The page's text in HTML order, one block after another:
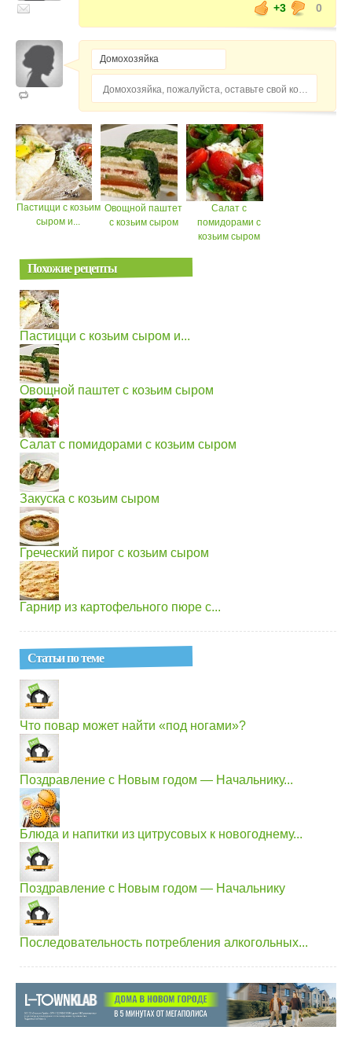
+3
0
Пастицци с козьим
сыром и...
Овощной паштет
с козьим сыром
Салат с
помидорами с
козьим сыром
Похожие рецепты
Пастицци с козьим сыром и...
Овощной паштет с козьим сыром
Салат с помидорами с козьим сыром
Закуска с козьим сыром
Греческий пирог с козьим сыром
Гарнир из картофельного пюре с...
Статьи по теме
Что повар может найти «под ногами»?
Поздравление с Новым годом — Начальнику...
Блюда и напитки из цитрусовых к новогоднему...
Поздравление с Новым годом — Начальнику
Последовательность потребления алкогольных...